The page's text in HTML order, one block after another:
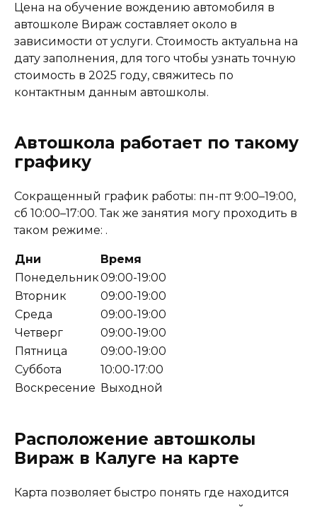
Цена на обучение вождению автомобиля в
автошколе Вираж составляет около в
зависимости от услуги. Стоимость актуальна на
дату заполнения, для того чтобы узнать точную
стоимость в 2025 году, свяжитесь по
контактным данным автошколы.
Автошкола работает по такому
графику
Сокращенный график работы: пн-пт 9:00–19:00,
сб 10:00–17:00. Так же занятия могу проходить в
таком режиме: .
Дни
Время
Понедельник09:00-19:00
Вторник
09:00-19:00
Среда
09:00-19:00
Четверг
09:00-19:00
Пятница
09:00-19:00
Суббота
10:00-17:00
Воскресение Выходной
Расположение автошколы
Вираж в Калуге на карте
Карта позволяет быстро понять где находится